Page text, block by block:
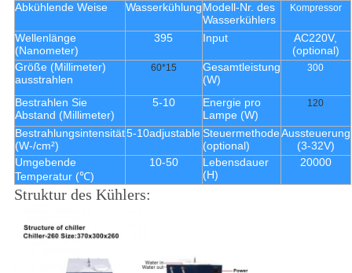
Abkühlende Weise WasserkühlungModell-Nr. des
Wasserkühlers
Kompressor
Wellenlänge
(Nanometer)
395 Input
AC220V,
(optional)
Größe (Millimeter)
ausstrahlen
60*15
Gesamtleistung
(W)
300
Bestrahlen Sie
Abstand (Millimeter)
5-10
Energie pro
Lampe (W)
120
Bestrahlungsintensität
(W-/cm²)
5-10adjustableSteuermethode
(optional)
Aussteuerung
(3-32V)
Umgebende
Temperatur (℃)
10-50
Lebensdauer
(H)
20000
Struktur des Kühlers: